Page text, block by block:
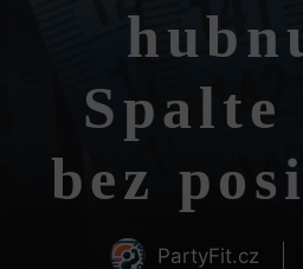
bez
PartyFit.cz